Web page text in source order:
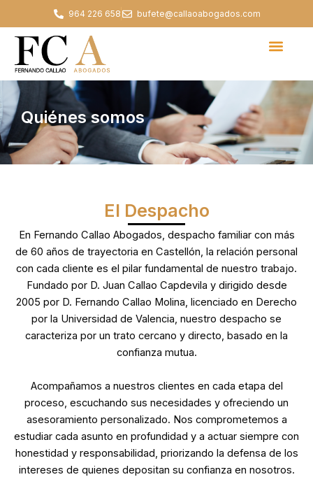
al
contenido
964 226 658 bufete@callaoabogados.com
Quiénes somos
El Despacho
En Fernando Callao Abogados, despacho familiar con más
de 60 años de trayectoria en Castellón, la relación personal
con cada cliente es el pilar fundamental de nuestro trabajo.
Fundado por D. Juan Callao Capdevila y dirigido desde
2005 por D. Fernando Callao Molina, licenciado en Derecho
por la Universidad de Valencia, nuestro despacho se
caracteriza por un trato cercano y directo, basado en la
confianza mutua.
Acompañamos a nuestros clientes en cada etapa del
proceso, escuchando sus necesidades y ofreciendo un
asesoramiento personalizado. Nos comprometemos a
estudiar cada asunto en profundidad y a actuar siempre con
honestidad y responsabilidad, priorizando la defensa de los
intereses de quienes depositan su confianza en nosotros.